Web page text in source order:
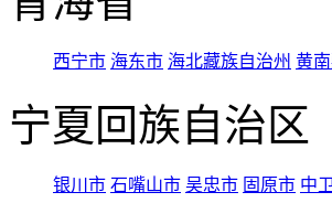
西宁市 海东市 海北藏族自治州 黄
宁夏回族自治区
银川市 石嘴山市 吴忠市 固原市 中